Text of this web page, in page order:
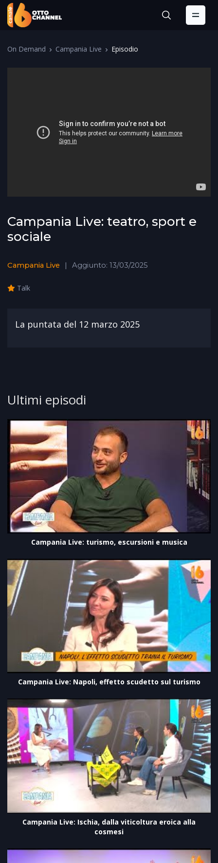
On Demand Campania Live Episodio
Campania Live: teatro, sport e
sociale
Campania Live Aggiunto: 13/03/2025
Talk
La puntata del 12 marzo 2025
Ultimi episodi
Campania Live: turismo, escursioni e musica
Campania Live: Napoli, effetto scudetto sul turismo
Campania Live: Ischia, dalla viticoltura eroica alla
cosmesi